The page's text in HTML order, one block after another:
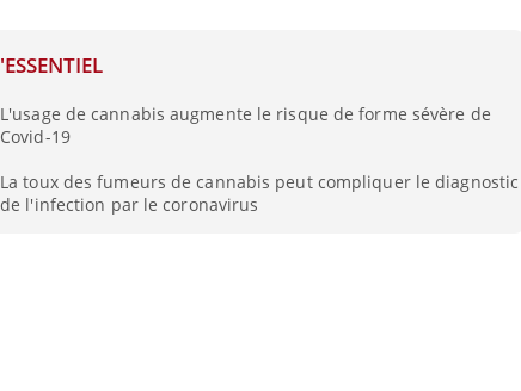
L'usage de cannabis augmente le risque de forme sévère de
Covid-19
La toux des fumeurs de cannabis peut compliquer le diagnostic
de l'infection par le coronavirus
symptômes de la
ce qui la rend